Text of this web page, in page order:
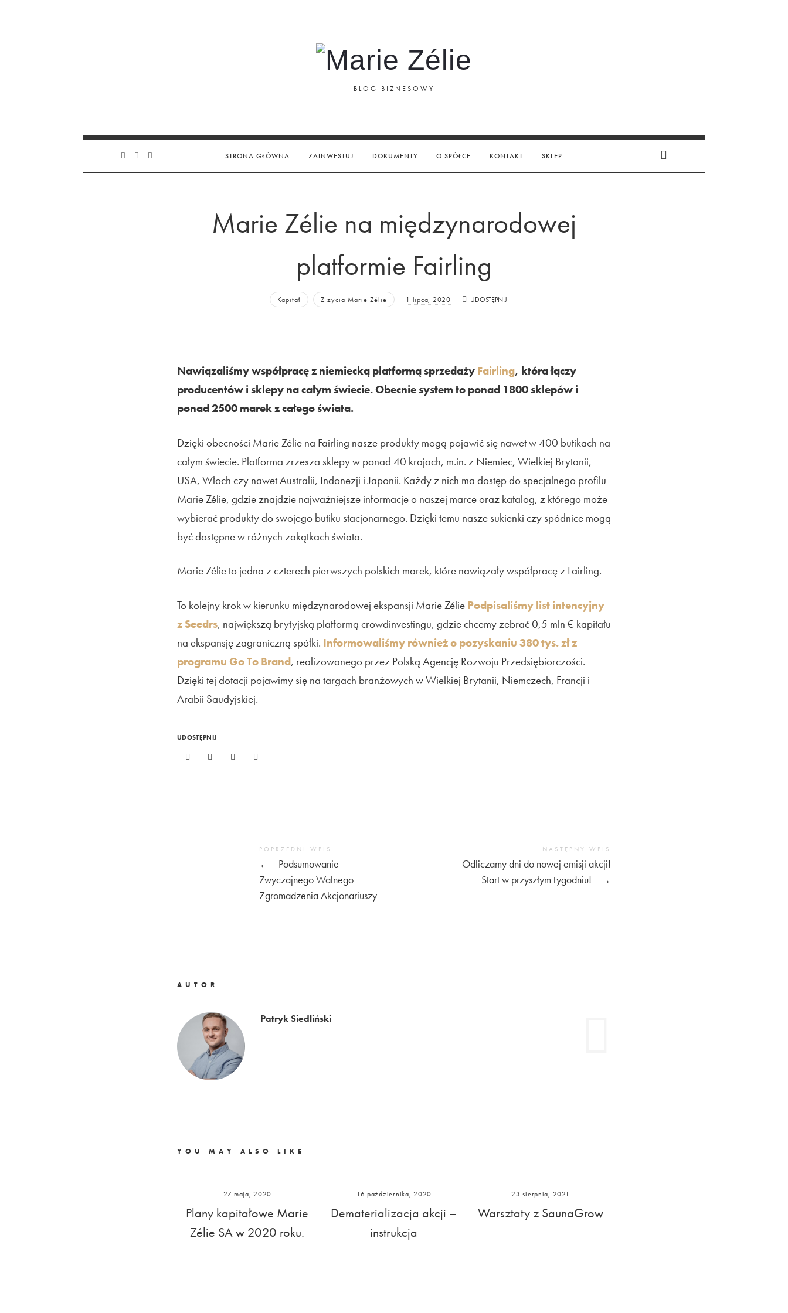
Marie
ZélieBLOG BIZNESOWY
STRONA GŁÓWNA ZAINWESTUJ DOKUMENTY O SPÓŁCE KONTAKT SKLEP
Marie Zélie na międzynarodowej
platformie Fairling
Kapitał Z życia Marie Zélie 1 lipca, 2020 UDOSTĘPNIJ
Nawiązaliśmy współpracę z niemiecką platformą sprzedaży Fairling, która łączy
producentów i sklepy na całym świecie. Obecnie system to ponad 1800 sklepów i
ponad 2500 marek z całego świata.
Dzięki obecności Marie Zélie na Fairling nasze produkty mogą pojawić się nawet w 400 butikach na
całym świecie. Platforma zrzesza sklepy w ponad 40 krajach, m.in. z Niemiec, Wielkiej Brytanii,
USA, Włoch czy nawet Australii, Indonezji i Japonii. Każdy z nich ma dostęp do specjalnego profilu
Marie Zélie, gdzie znajdzie najważniejsze informacje o naszej marce oraz katalog, z którego może
wybierać produkty do swojego butiku stacjonarnego. Dzięki temu nasze sukienki czy spódnice mogą
być dostępne w różnych zakątkach świata.
Marie Zélie to jedna z czterech pierwszych polskich marek, które nawiązały współpracę z Fairling.
To kolejny krok w kierunku międzynarodowej ekspansji Marie Zélie Podpisaliśmy list intencyjny
z Seedrs, największą brytyjską platformą crowdinvestingu, gdzie chcemy zebrać 0,5 mln € kapitału
na ekspansję zagraniczną spółki. Informowaliśmy również o pozyskaniu 380 tys. zł z
programu Go To Brand, realizowanego przez Polską Agencję Rozwoju Przedsiębiorczości.
Dzięki tej dotacji pojawimy się na targach branżowych w Wielkiej Brytanii, Niemczech, Francji i
Arabii Saudyjskiej.
UDOSTĘPNIJ
POPRZEDNI WPIS
←
Podsumowanie
Zwyczajnego Walnego
Zgromadzenia Akcjonariuszy
NASTĘPNY WPIS
Odliczamy dni do nowej emisji akcji!
Start w przyszłym tygodniu!
→
AUTOR
Patryk Siedliński
YOU MAY ALSO LIKE
27 maja, 2020
Plany kapitałowe Marie
Zélie SA w 2020 roku.
16 października, 2020
Dematerializacja akcji –
instrukcja
23 sierpnia, 2021
Warsztaty z SaunaGrow